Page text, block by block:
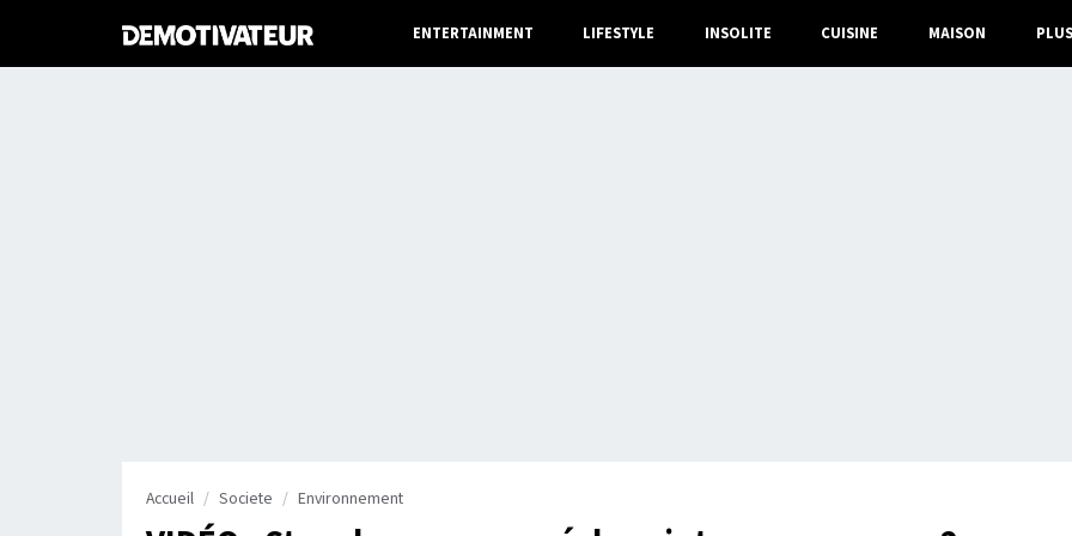
ENTERTAINMENT LIFESTYLE INSOLITE CUISINE MAISON PLUS
Accueil Societe Environnement